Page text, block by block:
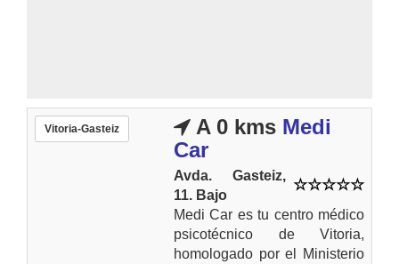
Vitoria-Gasteiz A 0 kms Medi
Car
Avda. Gasteiz,
11. Bajo
Medi Car es tu centro médico
psicotécnico de Vitoria,
homologado por el Ministerio